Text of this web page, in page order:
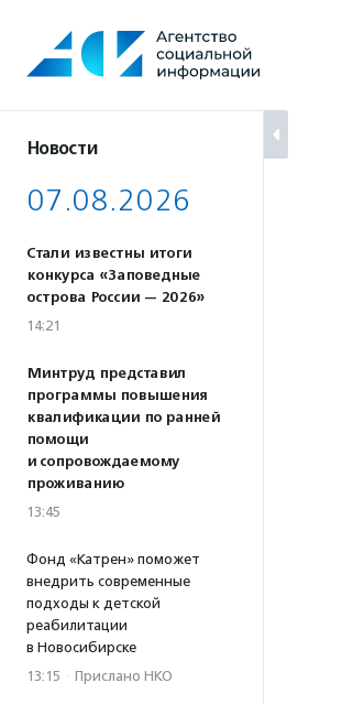
содержанию
Новости
07.08.2026
Стали известны итоги
конкурса «Заповедные
острова России — 2026»
14:21
Минтруд представил
программы повышения
квалификации по ранней
помощи
и сопровождаемому
проживанию
13:45
Фонд «Катрен» поможет
внедрить современные
подходы к детской
реабилитации
в Новосибирске
13:15 · Прислано НКО